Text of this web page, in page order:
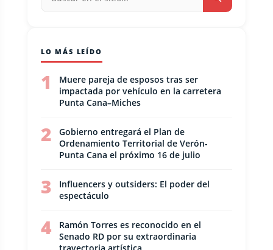
LO MÁS LEÍDO
1
Muere pareja de esposos tras ser
impactada por vehículo en la carretera
Punta Cana–Miches
2
Gobierno entregará el Plan de
Ordenamiento Territorial de Verón-
Punta Cana el próximo 16 de julio
3
Influencers y outsiders: El poder del
espectáculo
4
Ramón Torres es reconocido en el
Senado RD por su extraordinaria